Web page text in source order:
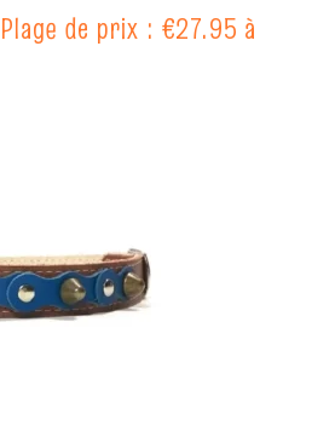
Plage de prix : €27.95 à